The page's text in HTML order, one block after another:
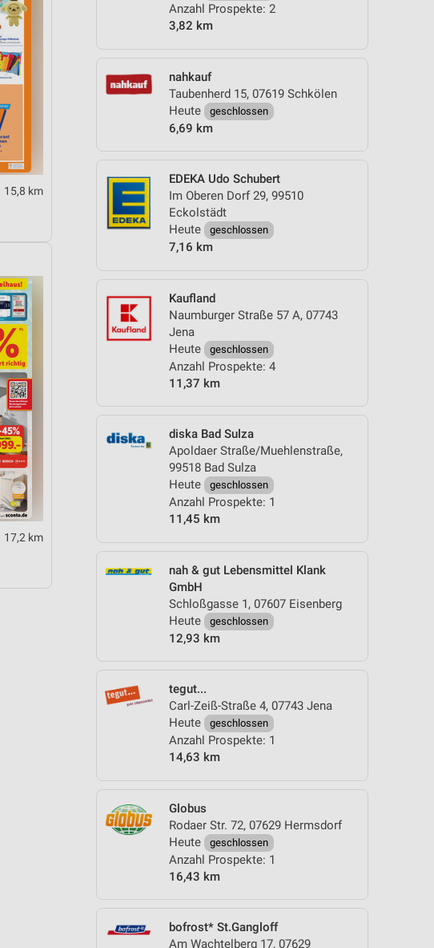
Anzahl Prospekte: 2
3,82 km
nahkauf
Taubenherd 15, 07619 Schkölen
Heute
geschlossen
6,69 km
EDEKA Udo Schubert
Im Oberen Dorf 29, 99510
Eckolstädt
Heute
geschlossen
7,16 km
Kaufland
Naumburger Straße 57 A, 07743
Jena
Heute
geschlossen
Anzahl Prospekte: 4
11,37 km
diska Bad Sulza
Apoldaer Straße/Muehlenstraße,
99518 Bad Sulza
Heute
geschlossen
Anzahl Prospekte: 1
11,45 km
nah & gut Lebensmittel Klank
GmbH
Schloßgasse 1, 07607 Eisenberg
Heute
geschlossen
12,93 km
tegut...
Carl-Zeiß-Straße 4, 07743 Jena
Heute
geschlossen
Anzahl Prospekte: 1
14,63 km
Globus
Rodaer Str. 72, 07629 Hermsdorf
Heute
geschlossen
Anzahl Prospekte: 1
16,43 km
bofrost* St.Gangloff
Am Wachtelberg 17, 07629
15,8 km
17,2 km